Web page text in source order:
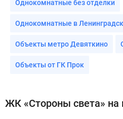
Однокомнатные без отделки
Однокомнатные в
Объекты метро Девяткино
Объекты от ГК Прок
ЖК «Стороны света» на